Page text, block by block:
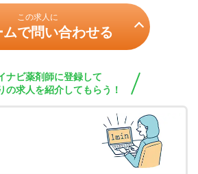
この求人に
ムで問い合わせる
ナビ薬剤師に登録して
の求人を紹介してもらう！